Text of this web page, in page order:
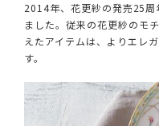
2014年、花更紗の発売25
ました。従来の花更紗のモ
えたアイテムは、よりエレ
す。